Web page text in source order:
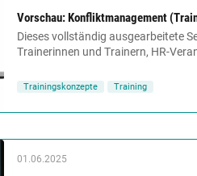
Vorschau: Konfliktmanagement
Dieses vollständig ausgearbeitete
Trainerinnen und Trainern, HR-
Trainingskonzepte Training
01.06.2025